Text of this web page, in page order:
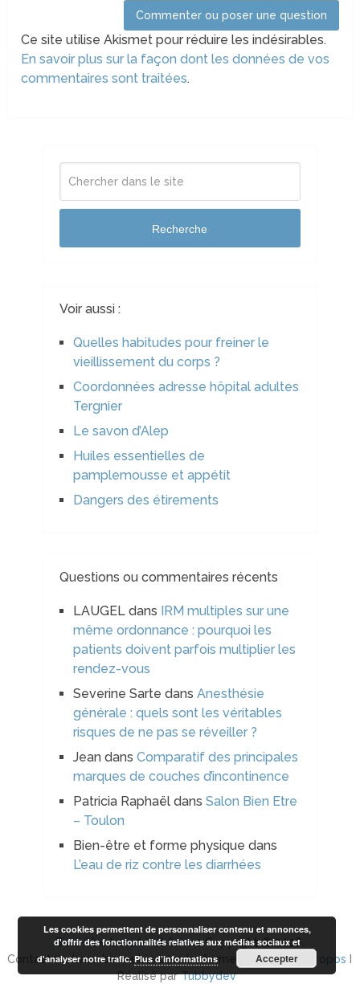
Ce site utilise Akismet pour réduire les indésirables.
En savoir plus sur la façon dont les données de vos
commentaires sont traitées.
Recherche
Voir aussi :
Quelles habitudes pour freiner le
vieillissement du corps ?
Coordonnées adresse hôpital adultes
Tergnier
Le savon d’Alep
Huiles essentielles de
pamplemousse et appétit
Dangers des étirements
Questions ou commentaires récents
LAUGELdans
IRM multiples sur une
même ordonnance : pourquoi les
patients doivent parfois multiplier les
rendez-vous
Severine Sarte dans Anesthésie
générale : quels sont les véritables
risques de ne pas se réveiller ?
Jeandans Comparatif des principales
marques de couches d’incontinence
Patricia Raphaëldans Salon Bien Etre
– Toulon
Bien-être et forme physique dans
L’eau de riz contre les diarrhées
Bien-être beauté et formeCopyright © 2026.
Contact arobase bien-etre-beaute-forme.com IPlan à propos
Réalisé parTubbydev
Les cookies permettent de personnaliser contenu et annonces,
d'offrir des fonctionnalités relatives aux médias sociaux et
d'analyser notre trafic.Plus d’informations Accepter